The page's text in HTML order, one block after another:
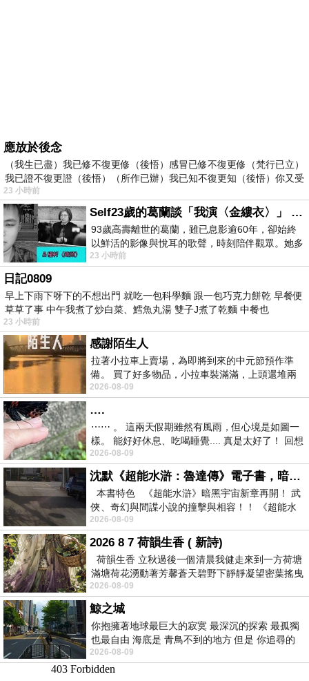
應放於後念
（我生已盡）我已修不復更修（後悟）感冒已修不復更修（梵行已立）
我已證不復更證（後悟）（所作已辦）我已知不復更知（後悟）你又受
23 小時前
Self23歲的葛蘭談「我演〈金縷衣〉」 #戀上老電影 #粟子 #葛蘭
93歲高壽離世的葛蘭，雖已息影逾60年，卻始終
以鮮活的影像與悅耳的歌聲，時刻陪伴觀眾。她多
才多藝、陽光開朗的形象，不僅保留在電影
23 小時前
日記0809
早上下雨下呀下的不想出門 就吃一包科學麵 跟一包巧克力餅乾 早餐便
草草了事 中午我煮了炒白菜、鱈魚丸湯 雙子J煮了乾麵 中餐也
23 小時前
感謝陌生人
拉著小拉車上賣場，為即將到來的中元節預作準
備。 買了好多物品，小拉車裝滿滿，上頭還堆兩
紙箱。 雖辛苦了點，這點程度我一個人搬
2026-08-09
….
⋯⋯ 。 這兩天假期雖然有風雨，但心境是如圖一
樣。 能好好休息、吃喝睡覺.... 真是太好了！ 回想
起來，以前根本就很難有這
2026-08-09
沈默《超能水滸：魯達傳》電子書，暗黑宇宙新章，一一五年八月璀璨上架！
本書特色 《超能水滸》暗黑宇宙新章再開！ 武
俠、奇幻與間諜小說的撞擊與相容！！ 《超能水
滸》系列第四部
2026-08-09
2026 8 7 荷韻生香 ( 新詩)
荷韻生香 立秋過後一個清晨我健走來到一方荷塘
滿塘荷花湧動著芳馨蒼天碧野下靜靜凝望密葉搖曳
幽泉中復有蛙鳴嘓嘓水波裡搖曳
2026-08-09
鯨之城
你抱擁著地球最巨大的寂寞 最深沉的探索 最孤獨
也最自由 海底是 青鳥不到的地方 但是 你追尋的
幸福 可以比珍珠更
2026-08-09